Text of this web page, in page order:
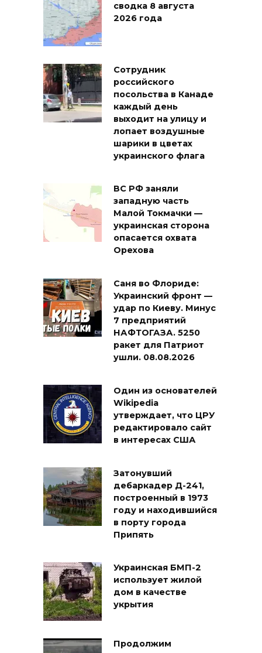
сводка 8 августа
2026 года
Сотрудник
российского
посольства в Канаде
каждый день
выходит на улицу и
лопает воздушные
шарики в цветах
украинского флага
ВС РФ заняли
западную часть
Малой Токмачки —
украинская сторона
опасается охвата
Орехова
Саня во Флориде:
Украинский фронт —
удар по Киеву. Минус
7 предприятий
НАФТОГАЗА. 5250
ракет для Патриот
ушли. 08.08.2026
Один из основателей
Wikipedia
утверждает, что ЦРУ
редактировало сайт
в интересах США
Затонувший
дебаркадер Д-241,
построенный в 1973
году и находившийся
в порту города
Припять
Украинская БМП-2
использует жилой
дом в качестве
укрытия
Продолжим